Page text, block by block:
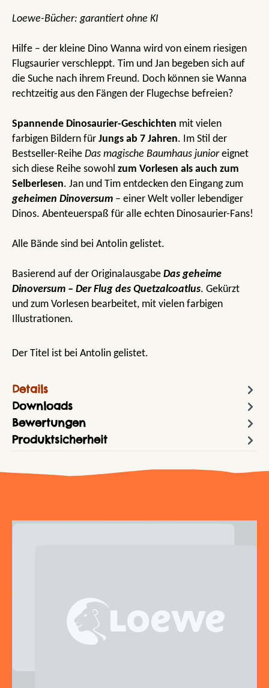
Loewe-Bücher: garantiert ohne KI
Hilfe – der kleine Dino Wanna wird von einem riesigen
Flugsaurier verschleppt. Tim und Jan begeben sich auf
die Suche nach ihrem Freund. Doch können sie Wanna
rechtzeitig aus den Fängen der Flugechse befreien?
Spannende Dinosaurier-Geschichten mit vielen
farbigen Bildern für Jungs ab 7 Jahren. Im Stil der
Bestseller-Reihe Das magische Baumhaus junioreignet
sich diese Reihe sowohl zum Vorlesen als auch zum
Selberlesen. Jan und Tim entdecken den Eingang zum
geheimen Dinoversum – einer Welt voller lebendiger
Dinos. Abenteuerspaß für alle echten Dinosaurier-Fans!
Alle Bände sind bei Antolin gelistet.
Basierend auf der Originalausgabe Das geheime
Dinoversum – Der Flug des Quetzalcoatlus. Gekürzt
und zum Vorlesen bearbeitet, mit vielen farbigen
Illustrationen.
Der Titel ist bei Antolin gelistet.
Details
Downloads
Bewertungen
Produktsicherheit